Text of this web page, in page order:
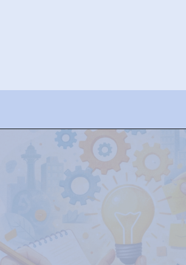
Opening